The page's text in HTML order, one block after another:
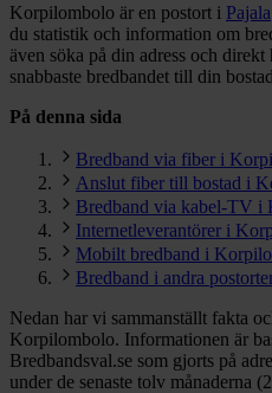
Korpilombolo är en postort i Pajala
du statistik och information om
även söka på din adress och
snabbaste bredbandet till din
På denna sida
Bredband via fiber i
Anslut fiber till bostad i
Bredband via kabel-TV i
Internetleverantörer i
Mobilt bredband i
Bredband i andra
Nedan har vi sammanställt fakta
Korpilombolo. Informationen är
Bredbandsval.se som gjorts på
under de senaste tolv månaderna